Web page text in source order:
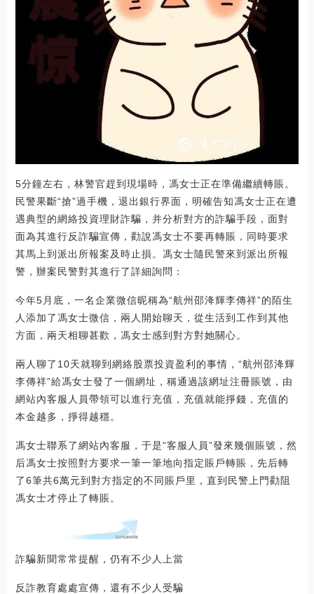
5分鐘左右，林警官趕到現場時，馮女士正在準備繼續轉賬。
民警果斷“搶”過手機，退出銀行界面，明確告知馮女士正在遭
遇典型的網絡投資理財詐騙，并分析對方的詐騙手段，面對
面為其進行反詐騙宣傳，勸說馮女士不要再轉賬，同時要求
其馬上到派出所報案及時止損。馮女士隨民警來到派出所報
警，辦案民警對其進行了詳細詢問：
今年5月底，一名企業微信昵稱為“航州邵洚輝李傳祥”的陌生
人添加了馮女士微信，兩人開始聊天，從生活到工作到其他
方面，兩天相聊甚歡，馮女士感到對方對她關心。
兩人聊了10天就聊到網絡股票投資盈利的事情，“航州邵洚輝
李傳祥”給馮女士發了一個網址，稱通過該網址注冊賬號，由
網站內客服人員帶領可以進行充值，充值就能掙錢，充值的
本金越多，掙得越穩。
馮女士聯系了網站內客服，于是“客服人員”發來幾個賬號，然
后馮女士按照對方要求一筆一筆地向指定賬戶轉賬，先后轉
了6筆共6萬元到對方指定的不同賬戶里，直到民警上門勸阻
馮女士才停止了轉賬。
詐騙新聞常常提醒，仍有不少人上當
反詐教育處處宣傳，還有不少人受騙